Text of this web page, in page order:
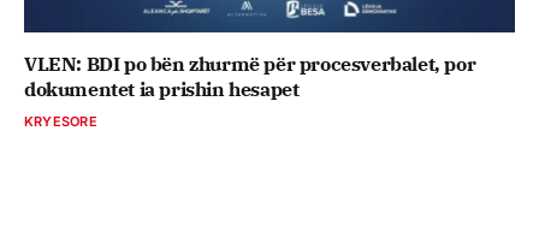
VLEN: BDI po bën zhurmë për procesverbalet, por
dokumentet ia prishin hesapet
KRYESORE